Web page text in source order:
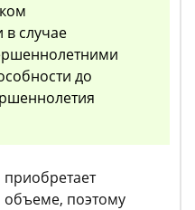
случае
до
объеме, поэтому